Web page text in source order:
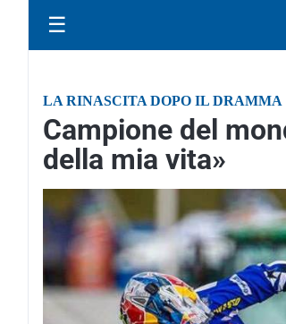
☰
LA RINASCITA DOPO IL DRAMMA
Campione del
della mia vita»